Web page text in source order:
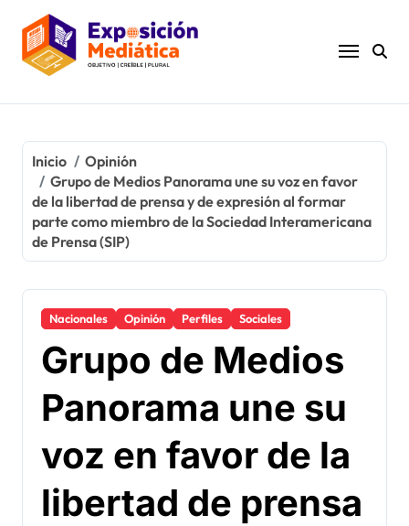
contenido
Inicio
Opinión
Grupo de Medios Panorama une su voz en favor
de la libertad de prensa y de expresión al formar
parte como miembro de la Sociedad Interamericana
de Prensa (SIP)
Nacionales Opinión Perfiles Sociales
Grupo de Medios
Panorama une su
voz en favor de la
libertad de prensa